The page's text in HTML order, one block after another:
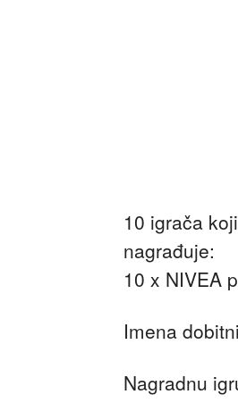
10 igrača
nagrađuje:
10 x NIVEA
Imena
Nagradnu